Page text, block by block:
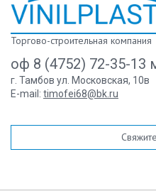
Торгово-строительная компания
оф 8 (4752) 72-35-13
г. Тамбов ул. Московская, 10в
E-mail: timofei68@bk.ru